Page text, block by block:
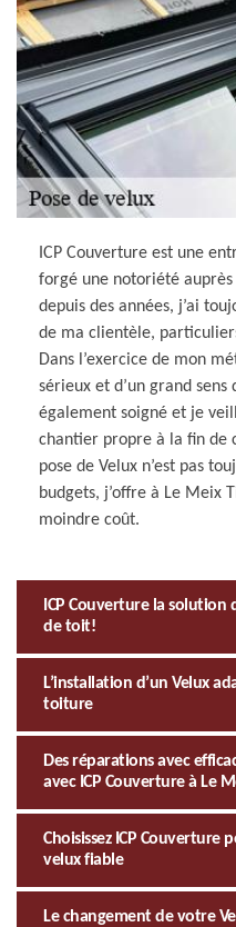
ICP Couverture est une
forgé une notoriété
depuis des années, j’ai
de ma clientèle,
Dans l’exercice de mon
sérieux et d’un grand sens
également soigné et je
chantier propre à la fin de
pose de Velux n’est pas
budgets, j’offre à Le Meix
moindre coût.
ICP Couverture la
de toit!
L’installation d’un Velux
toiture
Des réparations avec
avec ICP Couverture à Le
Choisissez ICP Couverture
velux fiable
Le changement de votre